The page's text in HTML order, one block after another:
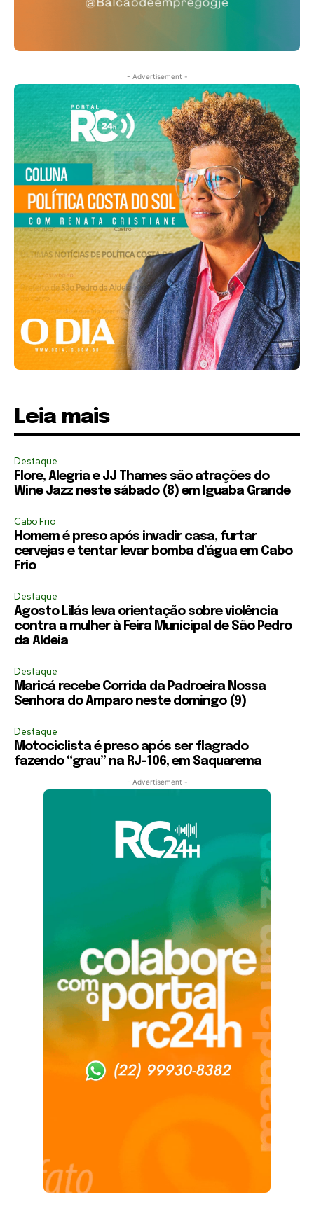
- Advertisement -
Leia mais
Destaque
Flore, Alegria e JJ Thames são atrações do
Wine Jazz neste sábado (8) em Iguaba Grande
Cabo Frio
Homem é preso após invadir casa, furtar
cervejas e tentar levar bomba d’água em Cabo
Frio
Destaque
Agosto Lilás leva orientação sobre violência
contra a mulher à Feira Municipal de São Pedro
da Aldeia
Destaque
Maricá recebe Corrida da Padroeira Nossa
Senhora do Amparo neste domingo (9)
Destaque
Motociclista é preso após ser flagrado
fazendo “grau” na RJ-106, em Saquarema
- Advertisement -